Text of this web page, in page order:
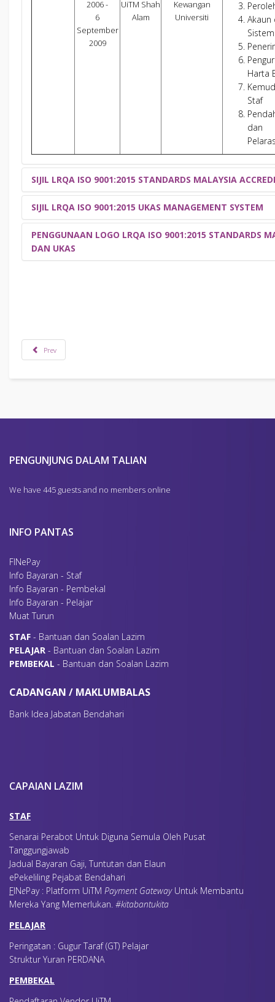
2006 -
6
September
2009
UiTM Shah
Alam
Kewangan
Universiti
Akaun
Sistem
Harta
Staf
dan
SIJIL LRQA ISO 9001:2015 STANDARDS MALAYSIA
Sila klik pada grafik di bawah untuk fail berbentuk .pdf bagi tujuan
SIJIL LRQA ISO 9001:2015 UKAS MANAGEMENT SYSTEM
Sila klik pada grafik di bawah untuk fail berbentuk .pdf bagi tujuan
PENGGUNAAN LOGO LRQA ISO 9001:2015 STANDARDS
DAN UKAS
Prev
PENGUNJUNG DALAM TALIAN
We have 445 guests and no members online
INFO PANTAS
FINePay
Info Bayaran - Staf
Info Bayaran - Pembekal
Info Bayaran - Pelajar
Muat Turun
STAF - Bantuan dan Soalan Lazim
PELAJAR - Bantuan dan Soalan Lazim
PEMBEKAL - Bantuan dan Soalan Lazim
CADANGAN / MAKLUMBALAS
Bank Idea Jabatan Bendahari
CAPAIAN LAZIM
STAF
Senarai Perabot Untuk Diguna Semula Oleh Pusat
Tanggungjawab
Jadual Bayaran Gaji, Tuntutan dan Elaun
ePekeliling Pejabat Bendahari
FINePay : Platform UiTM Payment GatewayUntuk Membantu
Mereka Yang Memerlukan. #kitabantukita
PELAJAR
Peringatan : Gugur Taraf (GT) Pelajar
Struktur Yuran PERDANA
PEMBEKAL